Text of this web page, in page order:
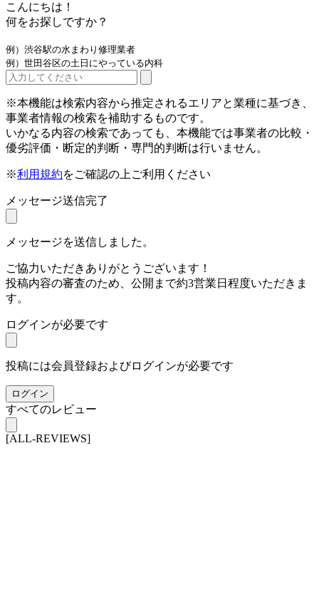
こんにちは！
何をお探しですか？
例）渋谷駅の水まわり修理業者
例）世田谷区の土日にやっている内科
※本機能は検索内容から推定されるエリアと業種に基づき、
事業者情報の検索を補助するものです。
いかなる内容の検索であっても、本機能では事業者の比較・
優劣評価・断定的判断・専門的判断は行いません。
※利用規約をご確認の上ご利用ください
メッセージ送信完了
メッセージを送信しました。
ご協力いただきありがとうございます！
投稿内容の審査のため、公開まで約3営業日程度いただきま
す。
ログインが必要です
投稿には会員登録およびログインが必要です
ログイン
すべてのレビュー
[ALL-REVIEWS]